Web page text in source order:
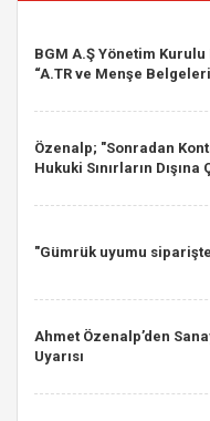
BGM A.Ş Yönetim Kurulu
“A.TR ve Menşe
Özenalp; "Sonradan
Hukuki Sınırların Dışına
"Gümrük uyumu
Ahmet Özenalp’den
Uyarısı